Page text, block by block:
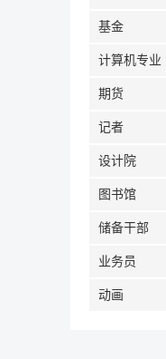
基金
计算机专业
期货
记者
设计院
图书馆
储备干部
业务员
动画